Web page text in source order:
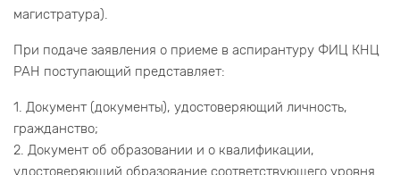
магистратура).
При подаче заявления о приеме в аспирантуру ФИЦ КНЦ
РАН поступающий представляет:
1. Документ (документы), удостоверяющий личность,
гражданство;
2. Документ об образовании и о квалификации,
удостоверяющий образование соответствующего уровня